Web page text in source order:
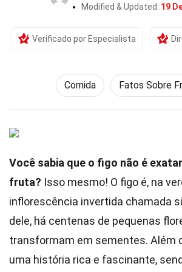
Modified & Updated: 19
Verificado por Especialista
Comida Fatos Sobre
Você sabia que o figo não é
fruta? Isso mesmo! O figo é, na
inflorescência invertida chamada
dele, há centenas de pequenas
transformam em sementes. Além
uma história rica e fascinante,